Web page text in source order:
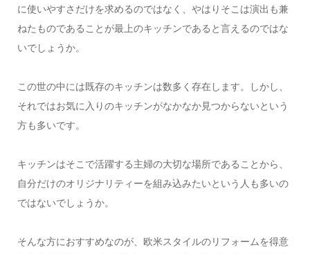
に使いやすさだけを求めるのではなく、やはりそこは演出も兼
ねたものであることが最上のキッチンであると言えるのではな
いでしょうか。
この世の中には既存のキッチンは数多く存在します。しかし、
それではお気に入りのキッチンがなかなか見つからないという
方も多いです。
キッチンはそこで活躍する主婦の大切な場所であることから、
自分だけのオリジナリティーを組み込みたいという人も多いの
ではないでしょうか。
そんな方におすすめなのが、欧米スタイルのリフォームを得意